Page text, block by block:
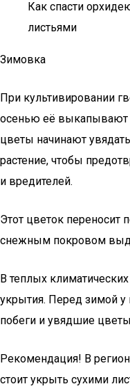
Как спасти
листьями
Зимовка
При культивировании
осенью её выкапывают
цветы начинают
растение, чтобы
и вредителей.
Этот цветок переносит
снежным покровом
В теплых
укрытия. Перед зимой у
побеги и увядшие
Рекомендация! В
стоит укрыть сухими